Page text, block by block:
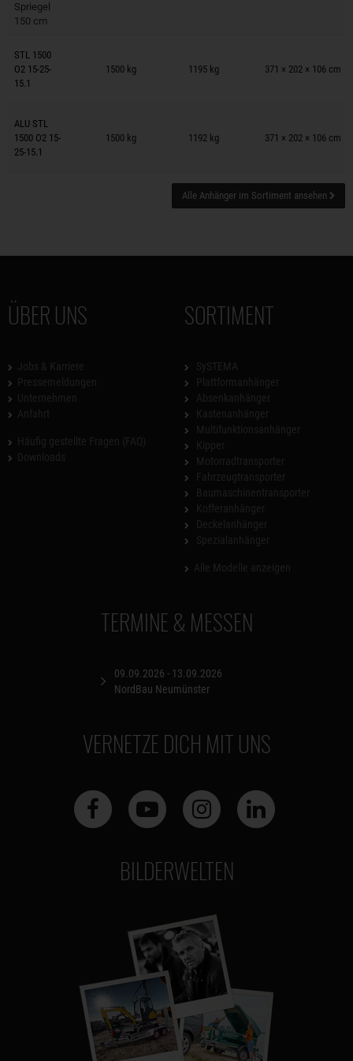
Spriegel
150 cm
STL 1500
O2 15-25-
15.1
1500 kg 1195 kg 371 × 202 × 106 cm
Anhänger auf Merkzettel
ALU STL
1500 O2 15-
25-15.1
1500 kg 1192 kg 371 × 202 × 106 cm
Anhänger auf Merkzettel
Alle Anhänger im Sortiment ansehen
ÜBER UNS SORTIMENT
TERMINE & MESSEN
09.09.2026 - 13.09.2026
NordBau Neumünster
VERNETZE DICH MIT UNS
BILDERWELTEN